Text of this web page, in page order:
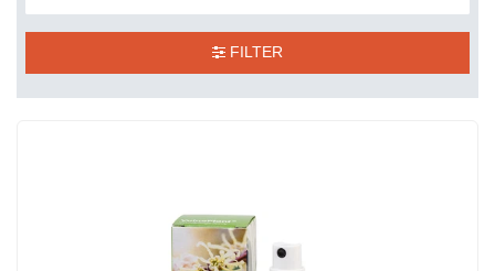
FILTER